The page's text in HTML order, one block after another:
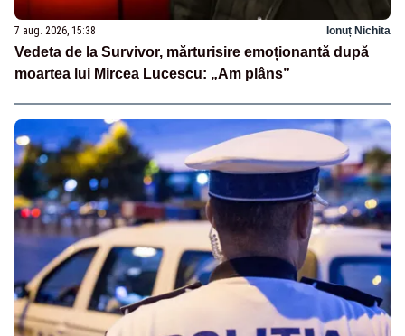
7 aug. 2026, 15:38 Ionuț Nichita
Vedeta de la Survivor, mărturisire emoționantă după
moartea lui Mircea Lucescu: „Am plâns”